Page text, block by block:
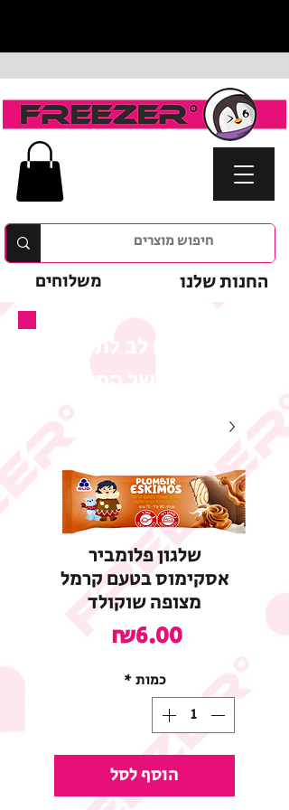
החנות שלנו משלוחים
המבצע של המוצר
שלגון פלומביר
אסקימוס בטעם קרמל
מצופה שוקולד
₪6.00 מחיר
כמות *
הוסף לסל